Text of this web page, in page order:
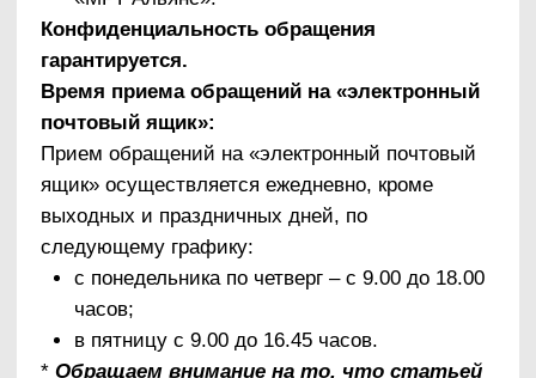
Антикоррупционная политика
Антикоррупционная политика ООО «МРТ
УТВЕРЖДАЮ
Директор
ООО «МРТ Альянс»
Макаренцов В.В.
18 января 2020 г.
Антикоррупционная политика
«МРТ Альянс»
1. Цели и задачи антикоррупционной политики
Общества с ограниченной ответственностью
«МРТ Альянс».